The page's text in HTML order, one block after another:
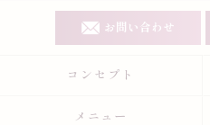
お問い合わせ
コンセプト
メニュー